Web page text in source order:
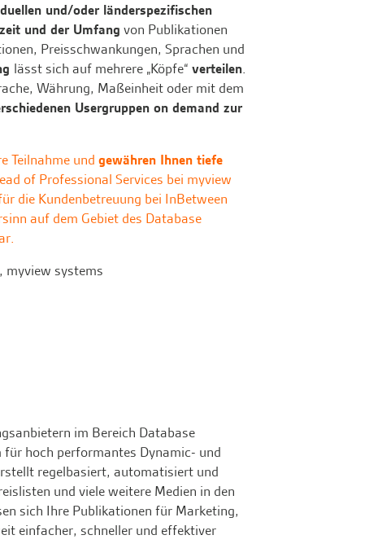
und/oder länderspezifischen
und der Umfang von Publikationen
Preisschwankungen, Sprachen und
lässt sich auf mehrere „Köpfe“ verteilen.
Währung, Maßeinheit oder mit dem
Usergruppen on demand zur
Teilnahme und gewähren Ihnen tiefe
of Professional Services bei myview
die Kundenbetreuung bei InBetween
auf dem Gebiet des Database
myview systems
im Bereich Database
hoch performantes Dynamic- und
regelbasiert, automatisiert und
und viele weitere Medien in den
sich Ihre Publikationen für Marketing,
einfacher, schneller und effektiver